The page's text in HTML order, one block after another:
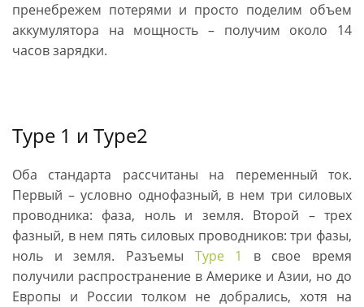
пренебрежем потерями и просто поделим объем
аккумулятора на мощность – получим около 14
часов зарядки.
Type 1 и Type2
Оба стандарта рассчитаны на переменный ток.
Первый – условно однофазный, в нем три силовых
проводника: фаза, ноль и земля. Второй – трех
фазный, в нем пять силовых проводников: три фазы,
ноль и земля. Разъемы Type 1
в свое время
получили распространение в Америке и Азии, но до
Европы и России толком не добрались, хотя на